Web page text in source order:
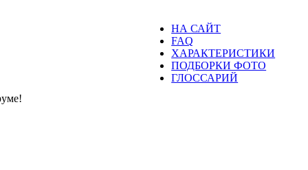
НА САЙТ
FAQ
ХАРАКТЕРИСТИКИ
ПОДБОРКИ ФОТО
ГЛОССАРИЙ